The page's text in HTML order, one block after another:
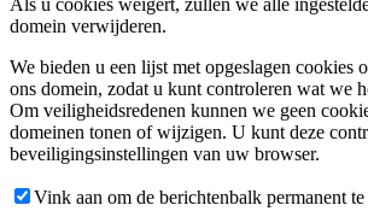
Als u cookies weigert, zullen we alle
domein verwijderen.
We bieden u een lijst met opgeslagen cookies
ons domein, zodat u kunt controleren wat we
Om veiligheidsredenen kunnen we geen
domeinen tonen of wijzigen. U kunt deze
beveiligingsinstellingen van uw browser.
Vink aan om de berichtenbalk permanent